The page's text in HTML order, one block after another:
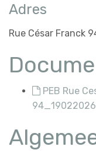
Adres
Rue César Franck
PEB Rue